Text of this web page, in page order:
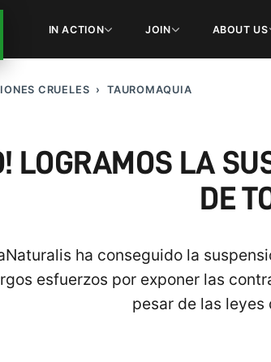
IN ACTION JOIN ABOUT US
CRUELES TAUROMAQUIA
LOGRAMOS LA
DE
ha conseguido la
esfuerzos por exponer las
pesar de las